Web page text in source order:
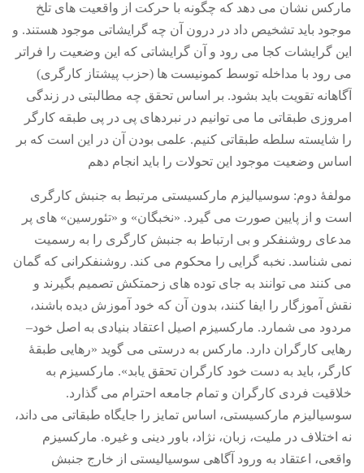
مارکس نشان می دهد که چگونه با حرکت از واقعیت های تلخ
موجود باید تشخیص داد در درون آن چه گرایشاتی موجود هستند. و
این گرایشات کجا می رود و آن گرایشاتی که این وضعیت را فراتر
می رود با مداخله توسط کمونیست ها (حزب پیشتاز کارگری)
آگاهانه تقویت باید بشود. بر اساس تحقق چه مطالبتی در زندگی
امروزی طبقاتی ما می توانیم در نبردهای پی در پی طبقه کارگر
را شایسته سلطه طبقاتی کنیم. علمی بودن آن در این است که بر
اساس وضعیت موجود این تحولات را باید انجام دهم
مولفۀ دوم: سوسیالیزم مارکسیستی مرتبط به جنبش کارگری
است و از پایین صورت می گیرد. «نخبگان» و «تئورسین» های پر
مدعای روشنفکر و بی ارتباط به جنبش کارگری را به رسمیت
نمی شناسد. نخبه گرایی را محکوم می کند. روشنفکرانی که گمان
می کنند می توانند به جای توده های زحمتکش تصمیم بگیرند و
نقش آموزگار را ایفا کنند، بدون آن که خود آموزش دیده باشند،
مردود می شمارد. مارکسیزم اصیل اعتقاد بنیادی به اصل خود–
رهایی کارگران دارد. مارکس به درستی می گوید «رهایی طبقۀ
کارگر، باید به دست خود کارگران تحقق یابد». مارکسیزم به
خلاقیت فردی کارگران و تمام جامعه احترام می گذارد.
سوسیالیزم مارکسیستی، اساس تمایز را جایگاه طبقاتی می داند،
نه اختلاف در ملیت، زبان، نژاد، باور دینی و غیره. مارکسیزم
واقعی، اعتقاد به ورود آگاهی سوسیالیستی از خارج جنبش